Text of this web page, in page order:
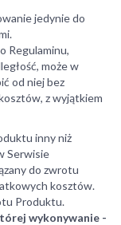
jedynie do
Regulaminu,
może w
od niej bez
z wyjątkiem
inny niż
Serwisie
do zwrotu
kosztów.
Produktu.
wykonywanie -